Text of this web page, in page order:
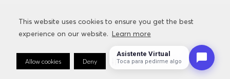
This website uses cookies to ensure you get the best
experience on our website. Learn more
Allow cookies Deny Cookie Preferences
This website uses cookies to ensure you get the best
experience on our website. Learn more
Allow cookies Deny Cookie Preferences
© 2026 HUGO BOSS Todos los Derechos Reservados.
Asistente Virtual
Toca para pedirme algo